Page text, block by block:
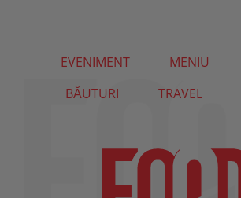
EVENIMENT MENIU
BĂUTURI
TRAVEL